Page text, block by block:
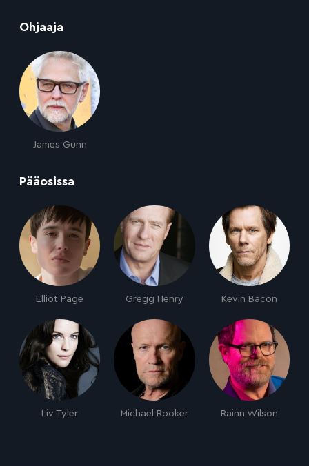
Ohjaaja
James Gunn
Pääosissa
Elliot Page Gregg Henry Kevin Bacon
Liv Tyler Michael Rooker Rainn Wilson